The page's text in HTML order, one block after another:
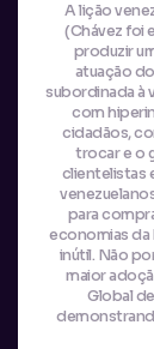
A lição
(Chávez foi
produzir
atuação
subordinada à
com
cidadãos,
trocar e o
clientelistas
para
economias da
inútil. Não
maior
Global